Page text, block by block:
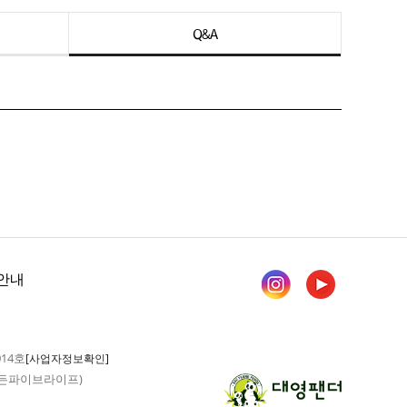
Q&A
내
호[사업자정보확인]
파이브라이프)